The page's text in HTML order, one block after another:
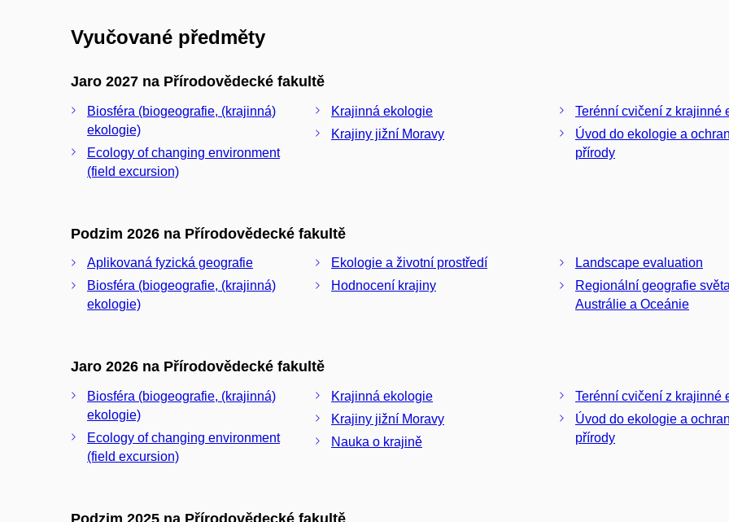
Vyučované předměty
Jaro 2027 na Přírodovědecké fakultě
Biosféra (biogeografie, (krajinná)
ekologie)
Ecology of changing environment
(field excursion)
Krajinná ekologie
Krajiny jižní Moravy
Terénní cvičení z krajinné
Úvod do ekologie a
přírody
Podzim 2026 na Přírodovědecké fakultě
Aplikovaná fyzická geografie
Biosféra (biogeografie, (krajinná)
ekologie)
Ekologie a životní prostředí
Hodnocení krajiny
Landscape evaluation
Regionální geografie
Austrálie a Oceánie
Jaro 2026 na Přírodovědecké fakultě
Biosféra (biogeografie, (krajinná)
ekologie)
Ecology of changing environment
(field excursion)
Krajinná ekologie
Krajiny jižní Moravy
Nauka o krajině
Terénní cvičení z krajinné
Úvod do ekologie a
přírody
Podzim 2025 na Přírodovědecké fakultě